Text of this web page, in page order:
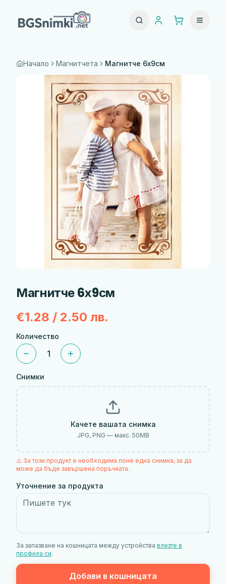
Начало Магнитчета Магнитче 6х9см
Магнитче 6х9см
€1.28 / 2.50 лв.
Количество
1
Снимки
Качете вашата снимка
JPG, PNG — макс. 50MB
⚠️ За този продукт е необходима поне една снимка, за да
може да бъде завършена поръчката.
Уточнение за продукта
За запазване на кошницата между устройства влезте в
профила си.
Добави в кошницата